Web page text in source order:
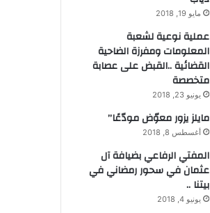
مايو 19, 2018
عملية نوعية لشعبة
المعلومات ومفرزة الضاحية
القضائية ..القبض على عصابة
متخصصة
يونيو 23, 2018
مايلز يزور معوّض مودّعًا”
أغسطس 8, 2018
المفتي الرفاعي بضيافة آل
عثمان في سحور رمضاني في
بيتنا ..
يونيو 4, 2018